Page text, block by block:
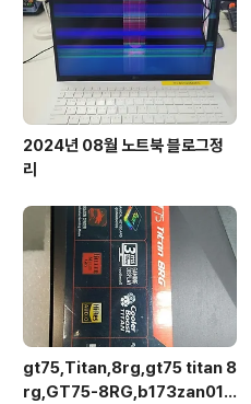
2024년 08월 노트북 블로그정
리
gt75,Titan,8rg,gt75 titan 8
rg,GT75-8RG,b173zan01.1,